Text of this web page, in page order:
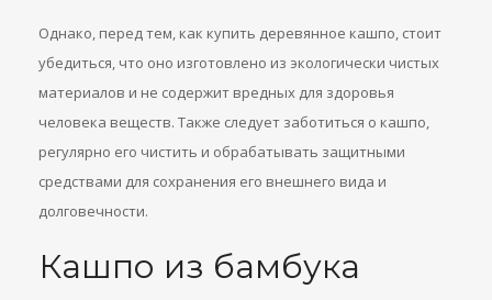
Однако, перед тем, как купить деревянное кашпо, стоит
убедиться, что оно изготовлено из экологически чистых
материалов и не содержит вредных для здоровья
человека веществ. Также следует заботиться о кашпо,
регулярно его чистить и обрабатывать защитными
средствами для сохранения его внешнего вида и
долговечности.
Кашпо из бамбука